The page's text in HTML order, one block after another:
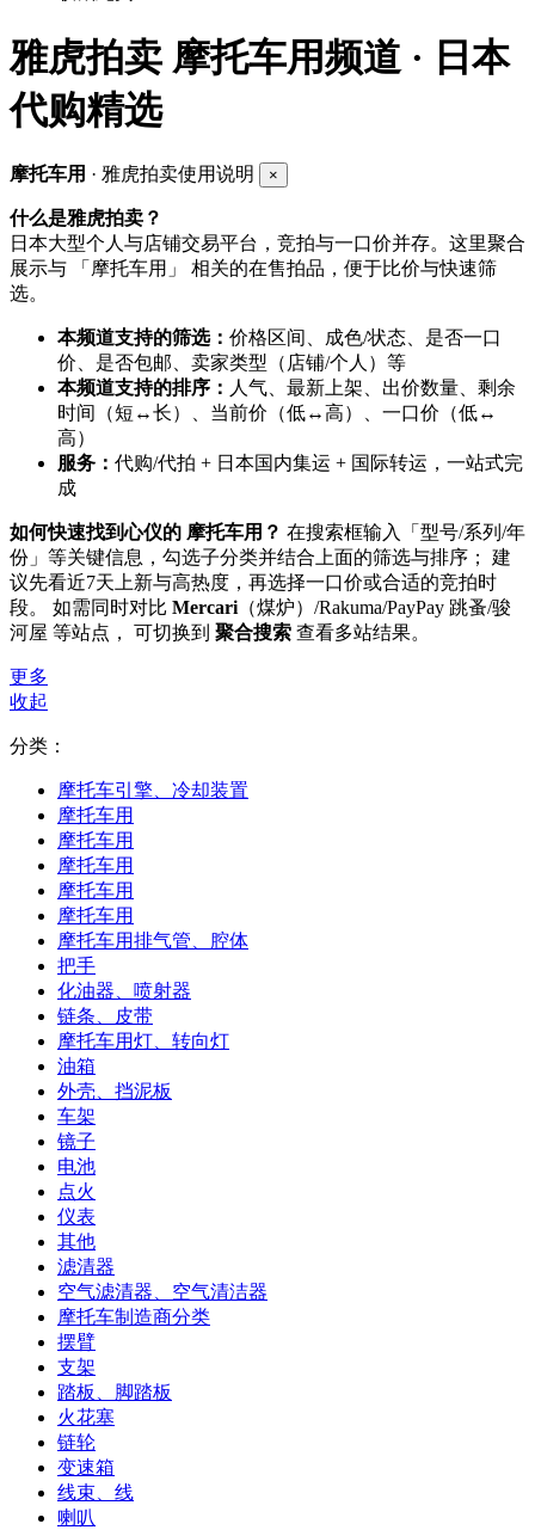
雅虎拍卖 摩托车用频道 · 日本
代购精选
摩托车用 · 雅虎拍卖使用说明 ×
什么是雅虎拍卖？
日本大型个人与店铺交易平台，竞拍与一口价并存。这里聚合
展示与 「摩托车用」 相关的在售拍品，便于比价与快速筛
选。
本频道支持的筛选： 价格区间、成色/状态、是否一口
价、是否包邮、卖家类型（店铺/个人）等
本频道支持的排序： 人气、最新上架、出价数量、剩余
时间（短↔长）、当前价（低↔高）、一口价（低↔
高）
服务： 代购/代拍 + 日本国内集运 + 国际转运，一站式完
成
如何快速找到心仪的 摩托车用？ 在搜索框输入「型号/系列/年
份」等关键信息，勾选子分类并结合上面的筛选与排序； 建
议先看近7天上新与高热度，再选择一口价或合适的竞拍时
段。 如需同时对比 Mercari （煤炉）/Rakuma/PayPay 跳蚤/骏
河屋 等站点， 可切换到 聚合搜索 查看多站结果。
更多
收起
分类：
摩托车引擎、冷却装置
摩托车用
摩托车用
摩托车用
摩托车用
摩托车用
摩托车用排气管、腔体
把手
化油器、喷射器
链条、皮带
摩托车用灯、转向灯
油箱
外壳、挡泥板
车架
镜子
电池
点火
仪表
其他
滤清器
空气滤清器、空气清洁器
摩托车制造商分类
摆臂
支架
踏板、脚踏板
火花塞
链轮
变速箱
线束、线
喇叭